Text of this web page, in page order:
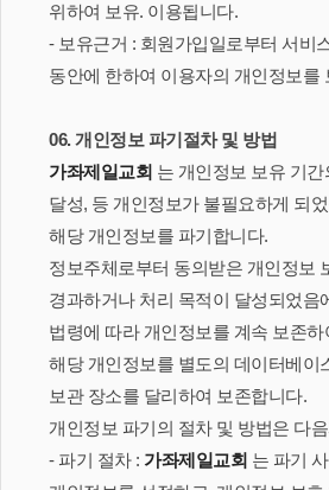
위하여 보유. 이용됩니다.
- 보유근거 : 회원가입일로부터 서비
동안에 한하여 이용자의 개인정보를
06. 개인정보 파기절차 및 방법
가좌제일교회 는 개인정보 보유 기
달성, 등 개인정보가 불필요하게 되
해당 개인정보를 파기합니다.
정보주체로부터 동의받은 개인정보
경과하거나 처리 목적이 달성되었음
법령에 따라 개인정보를 계속 보존
해당 개인정보를 별도의 데이터베이
보관 장소를 달리하여 보존합니다.
개인정보 파기의 절차 및 방법은 다
- 파기 절차 : 가좌제일교회 는 파기